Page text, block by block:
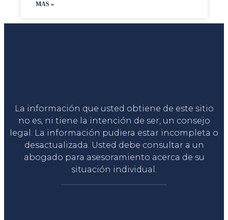
MAS »
La información que usted obtiene de este sitio
no es, ni tiene la intención de ser, un consejo
legal. La información pudiera estar incompleta o
desactualizada. Usted debe consultar a un
abogado para asesoramiento acerca de su
situación individual.